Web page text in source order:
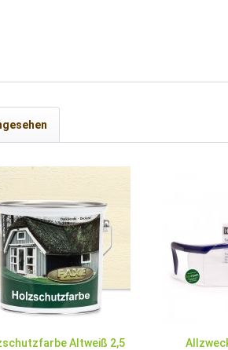
Altweiß 2,5